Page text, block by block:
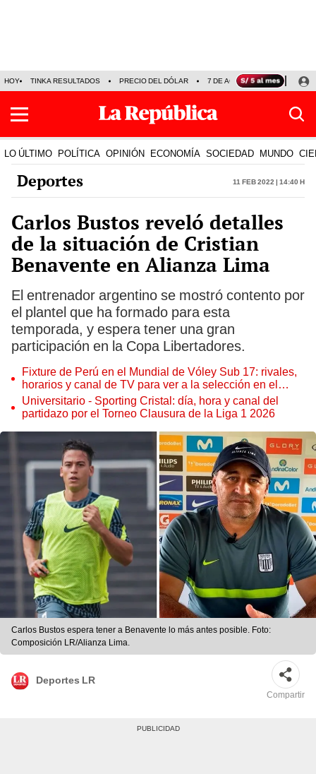
HOY TINKA RESULTADOS PRECIO DEL DÓLAR 7 DE AGOSTO OLLANTA
LO ÚLTIMO POLÍTICA OPINIÓN ECONOMÍA SOCIEDAD MUNDO
Deportes 11 Feb 2022 | 14:40 h
Carlos Bustos reveló detalles
de la situación de Cristian
Benavente en Alianza Lima
El entrenador argentino se mostró contento por
el plantel que ha formado para esta
temporada, y espera tener una gran
participación en la Copa Libertadores.
Fixture de Perú en el Mundial de Vóley Sub 17: rivales,
horarios y canal de TV para ver a la selección en el
torneo
Universitario - Sporting Cristal: día, hora y canal del
partidazo por el Torneo Clausura de la Liga 1 2026
Carlos Bustos espera tener a Benavente lo más antes posible. Foto:
Composición LR/Alianza Lima.
Deportes LR
Compartir